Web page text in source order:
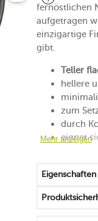
fernöstlichen
aufgetragen
einzigartige
gibt.
Teller
hellere
zum
durch
eignet
Mehr anzeigen
Eigenschaften